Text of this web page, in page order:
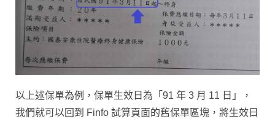
以上述保單為例，保單生效日為「91 年 3 月 11 日」，
我們就可以回到 Finfo 試算頁面的舊保單區塊，將生效日